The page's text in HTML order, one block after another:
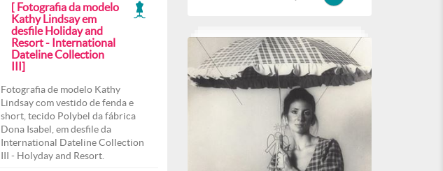
[ Fotografia da modelo
Kathy Lindsay em
desfile Holiday and
Resort - International
Dateline Collection
III]
Fotografia de modelo Kathy
Lindsay com vestido de fenda e
short, tecido Polybel da fábrica
Dona Isabel, em desfile da
International Dateline Collection
III - Holyday and Resort.